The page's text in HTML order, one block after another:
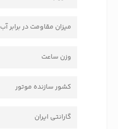
میزان مقاومت در برابر آب
وزن ساعت
کشور سازنده موتور
گارانتی ایران